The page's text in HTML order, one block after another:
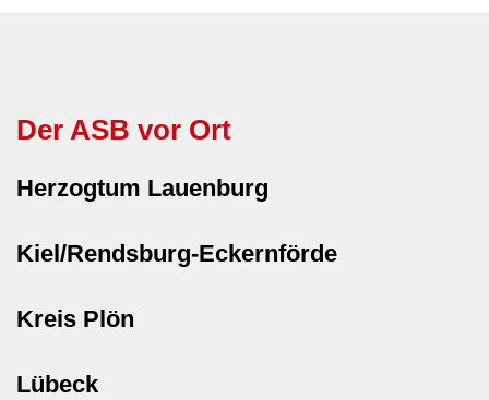
Der ASB vor Ort
Herzogtum Lauenburg
Kiel/Rendsburg-Eckernförde
Kreis Plön
Lübeck